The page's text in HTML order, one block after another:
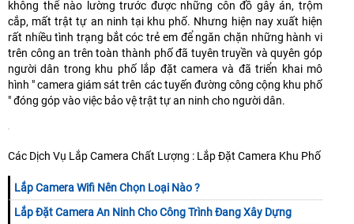
không thể nào lường trước được những côn đồ gây án, trộm
cắp, mất trật tự an ninh tại khu phố. Nhưng hiện nay xuất hiện
rất nhiều tình trạng bắt cóc trẻ em để ngăn chặn những hành vi
trên công an trên toàn thành phố đã tuyên truyền và quyên góp
người dân trong khu phố lắp đặt camera và đã triển khai mô
hình " camera giám sát trên các tuyến đường công cộng khu phố
" đóng góp vào việc bảo vệ trật tự an ninh cho người dân.
Các Dịch Vụ Lắp Camera Chất Lượng : Lắp Đặt Camera Khu Phố
Lắp Camera Wifi Nên Chọn Loại Nào ?
Lắp Đặt Camera An Ninh Cho Công Trình Đang Xây Dựng